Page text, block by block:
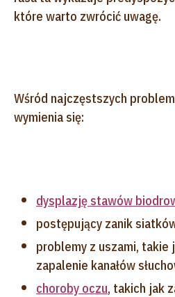
które warto zwrócić uwagę.
Wśród najczęstszych
wymienia się:
dysplazję stawów
postępujący zanik
problemy z uszami, takie
zapalenie kanałów
choroby oczu, takich jak